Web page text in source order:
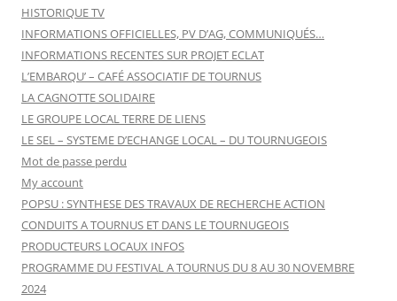
HISTORIQUE TV
INFORMATIONS OFFICIELLES, PV D’AG, COMMUNIQUÉS…
INFORMATIONS RECENTES SUR PROJET ECLAT
L’EMBARQU’ – CAFÉ ASSOCIATIF DE TOURNUS
LA CAGNOTTE SOLIDAIRE
LE GROUPE LOCAL TERRE DE LIENS
LE SEL – SYSTEME D’ECHANGE LOCAL – DU TOURNUGEOIS
Mot de passe perdu
My account
POPSU : SYNTHESE DES TRAVAUX DE RECHERCHE ACTION
CONDUITS A TOURNUS ET DANS LE TOURNUGEOIS
PRODUCTEURS LOCAUX INFOS
PROGRAMME DU FESTIVAL A TOURNUS DU 8 AU 30 NOVEMBRE
2024